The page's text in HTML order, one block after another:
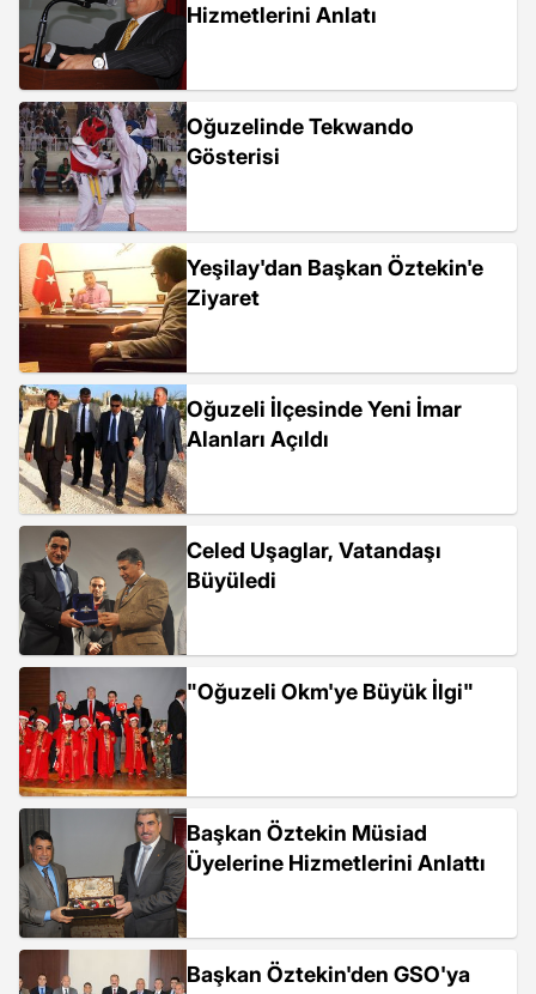
Hizmetlerini Anlatı
Oğuzelinde Tekwando
Gösterisi
Yeşilay'dan Başkan Öztekin'e
Ziyaret
Oğuzeli İlçesinde Yeni İmar
Alanları Açıldı
Celed Uşaglar, Vatandaşı
Büyüledi
"Oğuzeli Okm'ye Büyük İlgi"
Başkan Öztekin Müsiad
Üyelerine Hizmetlerini Anlattı
Başkan Öztekin'den GSO'ya